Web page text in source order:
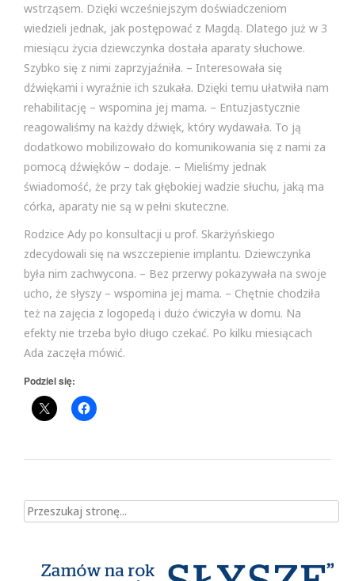
wstrząsem. Dzięki wcześniejszym doświadczeniom
wiedzieli jednak, jak postępować z Magdą. Dlatego już w 3
miesiącu życia dziewczynka dostała aparaty słuchowe.
Szybko się z nimi zaprzyjaźniła. – Interesowała się
dźwiękami i wyraźnie ich szukała. Dzięki temu ułatwiła nam
rehabilitację – wspomina jej mama. – Entuzjastycznie
reagowaliśmy na każdy dźwięk, który wydawała. To ją
dodatkowo mobilizowało do komunikowania się z nami za
pomocą dźwięków – dodaje. – Mieliśmy jednak
świadomość, że przy tak głębokiej wadzie słuchu, jaką ma
córka, aparaty nie są w pełni skuteczne.
Rodzice Ady po konsultacji u prof. Skarżyńskiego
zdecydowali się na wszczepienie implantu. Dziewczynka
była nim zachwycona. – Bez przerwy pokazywała na swoje
ucho, że słyszy – wspomina jej mama. – Chętnie chodziła
też na zajęcia z logopedą i dużo ćwiczyła w domu. Na
efekty nie trzeba było długo czekać. Po kilku miesiącach
Ada zaczęła mówić.
Podziel się:
Szukaj dla: